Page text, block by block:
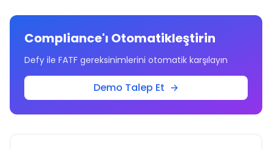
Compliance'ı Otomatikleştirin
Defy ile FATF gereksinimlerini otomatik karşılayın
Demo Talep Et